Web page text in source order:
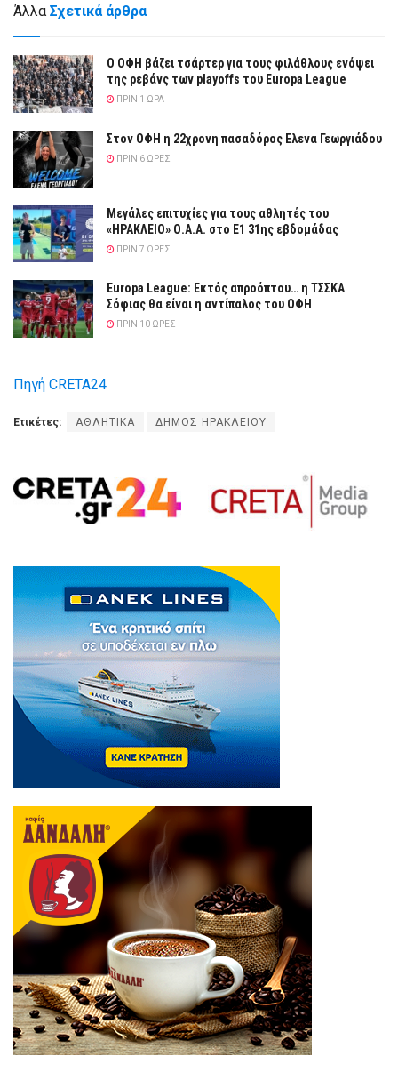
Άλλα Σχετικά άρθρα
Ο ΟΦΗ βάζει τσάρτερ για τους φιλάθλους ενόψει
της ρεβάνς των playoffs του Europa League
ΠΡΙΝ 1 ΏΡΑ
Στον ΟΦΗ η 22χρονη πασαδόρος Ελενα Γεωργιάδου
ΠΡΙΝ 6 ΏΡΕΣ
Μεγάλες επιτυχίες για τους αθλητές του
«ΗΡΑΚΛΕΙΟ» Ο.Α.Α. στο Ε1 31ης εβδομάδας
ΠΡΙΝ 7 ΏΡΕΣ
Europa League: Εκτός απροόπτου… η ΤΣΣΚΑ
Σόφιας θα είναι η αντίπαλος του ΟΦΗ
ΠΡΙΝ 10 ΏΡΕΣ
Πηγή CRETA24
Ετικέτες: ΑΘΛΗΤΙΚΑ ΔΗΜΟΣ ΗΡΑΚΛΕΙΟΥ